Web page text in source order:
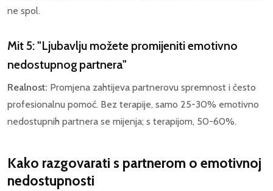
ne spol.
Mit 5: "Ljubavlju možete promijeniti emotivno
nedostupnog partnera"
Realnost: Promjena zahtijeva partnerovu spremnost i često
profesionalnu pomoć. Bez terapije, samo 25-30% emotivno
nedostupnih partnera se mijenja; s terapijom, 50-60%.
Kako razgovarati s partnerom o emotivnoj
nedostupnosti